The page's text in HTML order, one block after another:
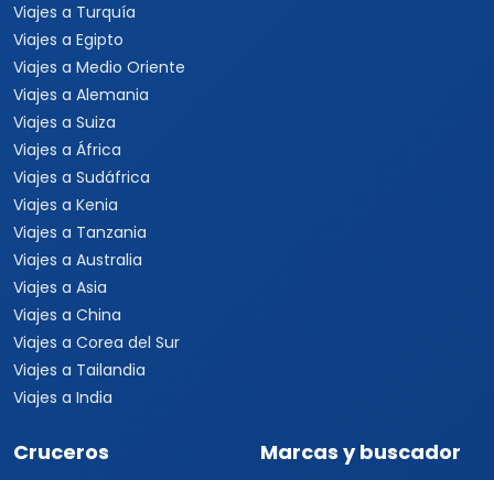
Viajes a Turquía
Viajes a Egipto
Viajes a Medio Oriente
Viajes a Alemania
Viajes a Suiza
Viajes a África
Viajes a Sudáfrica
Viajes a Kenia
Viajes a Tanzania
Viajes a Australia
Viajes a Asia
Viajes a China
Viajes a Corea del Sur
Viajes a Tailandia
Viajes a India
Cruceros Marcas y buscador